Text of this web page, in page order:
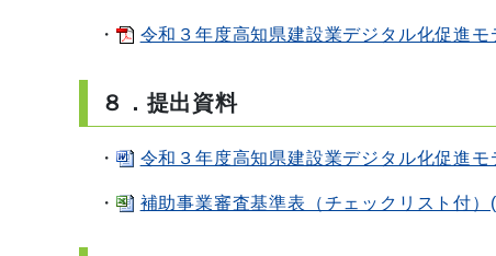
・ 令和３年度高知県建設業デジタル化促進
８．提出資料
・ 令和３年度高知県建設業デジタル化促進
・ 補助事業審査基準表（チェックリスト付